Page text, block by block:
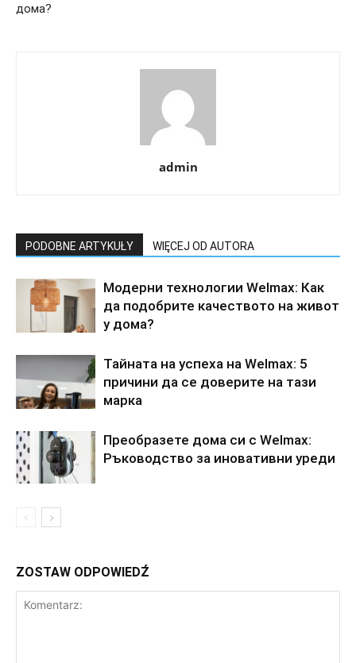
дома?
admin
PODOBNE ARTYKUŁY WIĘCEJ OD AUTORA
Модерни технологии Welmax: Как
да подобрите качеството на живот
у дома?
Тайната на успеха на Welmax: 5
причини да се доверите на тази
марка
Преобразете дома си с Welmax:
Ръководство за иновативни уреди
ZOSTAW ODPOWIEDŹ